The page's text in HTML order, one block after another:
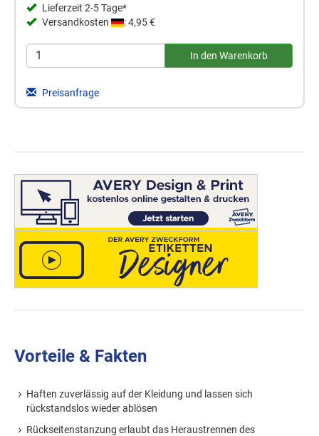
Lieferzeit 2-5 Tage*
Versandkosten
: 4,95 €
Preisanfrage
Vorteile & Fakten
Haften zuverlässig auf der Kleidung und lassen sich
rückstandslos wieder ablösen
Rückseitenstanzung erlaubt das Heraustrennen des